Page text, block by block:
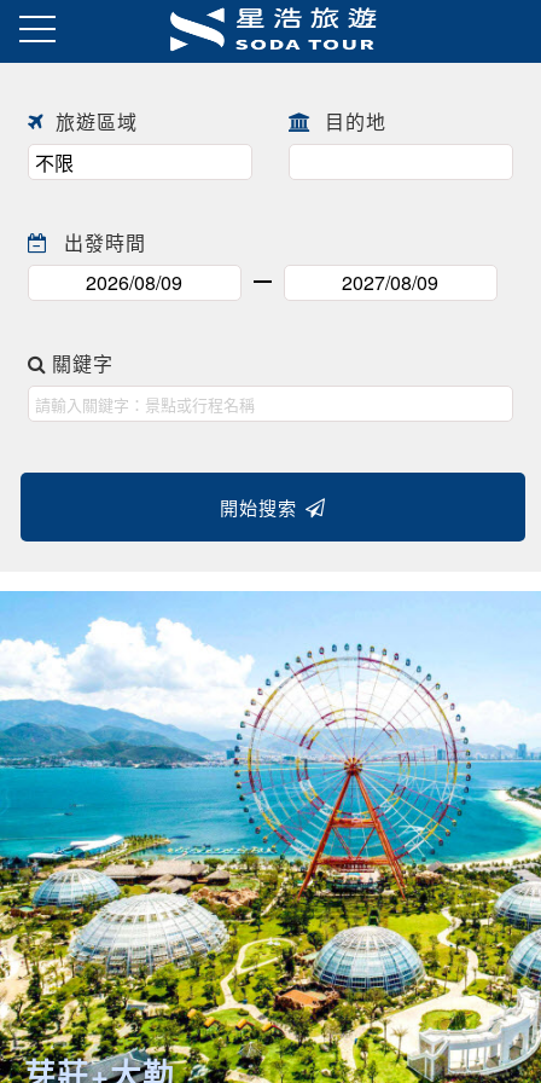
日本賞櫻之旅 ! !
往前
往後
旅遊區域
目的地
出發時間
關鍵字
開始搜索
芽莊+大勒